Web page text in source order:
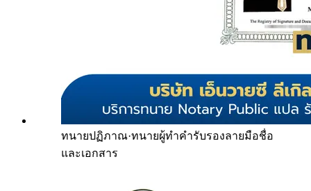
ทนายปฏิภาณ·ทนายผู้ทำคำรับรองลายมือชื่อ
และเอกสาร